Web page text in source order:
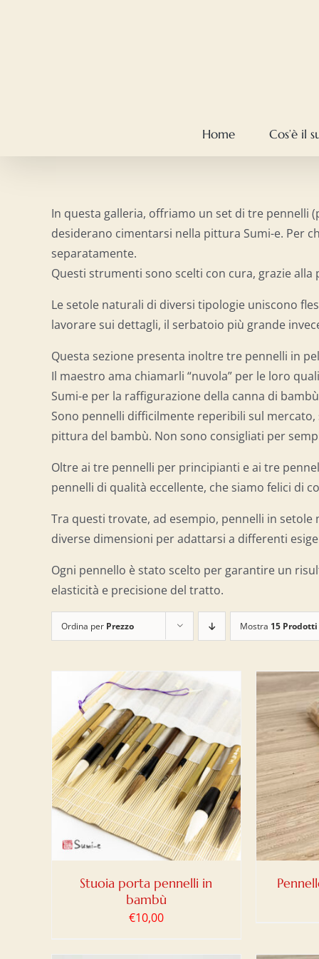
Home Cos’è il
In questa galleria, offriamo un set di tre pennelli
desiderano cimentarsi nella pittura Sumi-e. Per
separatamente.
Questi strumenti sono scelti con cura, grazie
Le setole naturali di diversi tipologie uniscono
lavorare sui dettagli, il serbatoio più grande
Questa sezione presenta inoltre tre pennelli in
Il maestro ama chiamarli “nuvola” per le loro
Sumi-e per la raffigurazione della canna di
Sono pennelli difficilmente reperibili sul
pittura del bambù. Non sono consigliati per
Oltre ai tre pennelli per principianti e ai tre
pennelli di qualità eccellente, che siamo felici di
Tra questi trovate, ad esempio, pennelli in
diverse dimensioni per adattarsi a differenti
Ogni pennello è stato scelto per garantire un
elasticità e precisione del tratto.
Ordina per Prezzo Mostra 15 Prodotti
Stuoia porta pennelli in
bambù
€10,00
AGGIUNGI AL CARRELLO /
DETTAGLI